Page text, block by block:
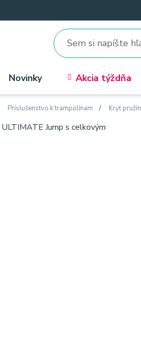
Novinky Akcia týždňa
Príslušenstvo k trampolínam Kryt pružín